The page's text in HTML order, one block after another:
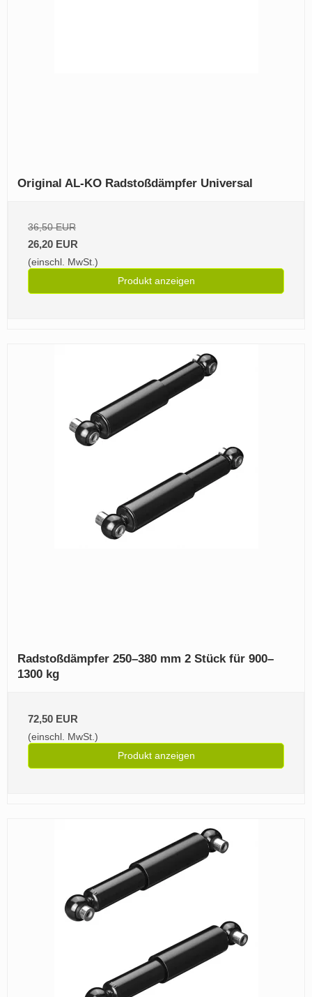
Original AL-KO Radstoßdämpfer Universal
36,50 EUR
26,20 EUR
(einschl. MwSt.)
Produkt anzeigen
Radstoßdämpfer 250–380 mm 2 Stück für 900–
1300 kg
72,50 EUR
(einschl. MwSt.)
Produkt anzeigen